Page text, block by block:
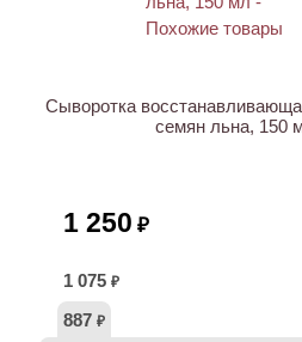
Сыворотка
семян льна, 150
1 250 ₽
1 075 ₽
887 ₽